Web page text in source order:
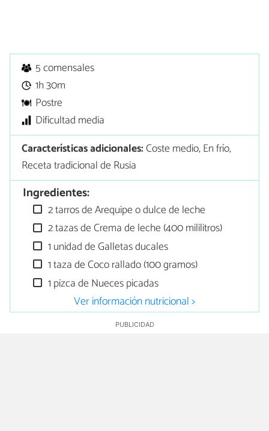
5 comensales
1h 30m
Postre
Dificultad media
Características adicionales:Coste medio, En frío,
Receta tradicional de Rusia
Ingredientes:
2 tarros de Arequipe o dulce de leche
2 tazas de Crema de leche (400 mililitros)
1 unidad de Galletas ducales
1 taza de Coco rallado (100 gramos)
1 pizca de Nueces picadas
Ver información nutricional >